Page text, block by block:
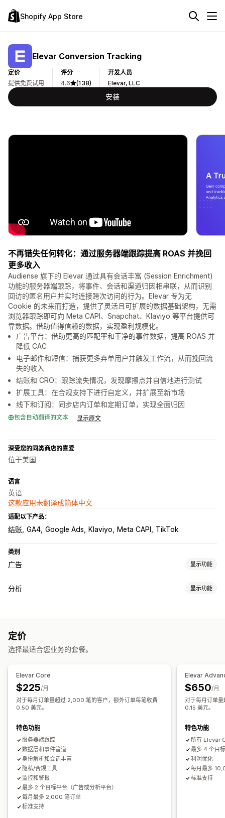
Shopify App Store
Elevar Conversion Tracking
定价
提供免费试用
评分
4.6
(138)
开发人员
Elevar, LLC
安装
不再错失任何转化：通过服务器端跟踪提高 ROAS 并挽回
更多收入
Audiense 旗下的 Elevar 通过具有会话丰富 (Session Enrichment)
功能的服务器端跟踪，将事件、会话和渠道归因相串联，从而识别
回访的匿名用户并实时连接跨次访问的行为。Elevar 专为无
Cookie 的未来而打造，提供了灵活且可扩展的数据基础架构，无需
浏览器跟踪即可向 Meta CAPI、Snapchat、Klaviyo 等平台提供可
靠数据。借助值得信赖的数据，实现盈利规模化。
广告平台：借助更高的匹配率和干净的事件数据，提高 ROAS 并
降低 CAC
电子邮件和短信：捕获更多弃单用户并触发工作流，从而挽回流
失的收入
结账和 CRO：跟踪流失情况，发现摩擦点并自信地进行测试
扩展工具：在合规支持下进行自定义，并扩展至新市场
线下和订阅：同步店内订单和定期订单，实现全面归因
包含自动翻译的文本 显示原文
深受您的同类商店的喜爱
位于美国
语言
英语
这款应用未翻译成简体中文
适配以下产品：
结账 GA4 Google Ads Klaviyo Meta CAPI TikTok
类别
广告 显示功能
定向
宣传活动管理
像素管理
绩效跟踪 广告支出
每次获客成本
控制面板 展示次数
分析 显示功能
忠诚度分析
UTM 跟踪
视觉和报告
定价
选择最适合您业务的套餐。
Elevar Core
$225/月
对于每月订单量超过 2,000 笔的客户，额外订单每笔收费
0.50 美元。
特色功能
服务器端跟踪
数据层和事件管道
身份解析和会话丰富
隐私/合规工具
监控和警报
最多 2 个目标平台（广告或分析平台）
每月最多 2,000 笔订单
标准支持
Elevar
$650/月
对于每月订单
0.15 美元。
特色功能
所有 Elevar
最多 4 个目
利润优化
每月最多
标准支持